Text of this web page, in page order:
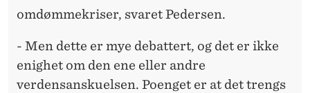
omdømmekriser, svaret Pedersen.
- Men dette er mye debattert, og det er ikke
enighet om den ene eller andre
verdensanskuelsen. Poenget er at det trengs